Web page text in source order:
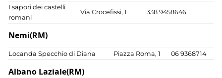
I sapori dei castelli
romani
Via Crocefissi, 1 338 9458646
Nemi(RM)
Locanda Specchio di Diana Piazza Roma, 1 06 9368714
Albano Laziale(RM)